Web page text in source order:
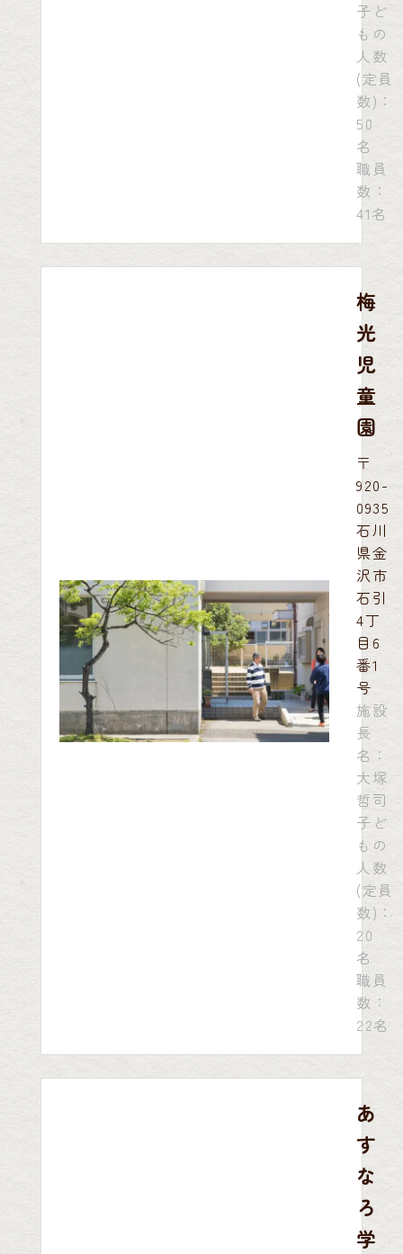
子ど
もの
人数
(定員
数)：
50
名
職員
数：
41名
梅
光
児
童
園
〒
920-
0935
石川
県金
沢市
石引
4丁
目6
番1
号
施設
長
名：
大塚
哲司
子ど
もの
人数
(定員
数)：
20
名
職員
数：
22名
あ
す
な
ろ
学